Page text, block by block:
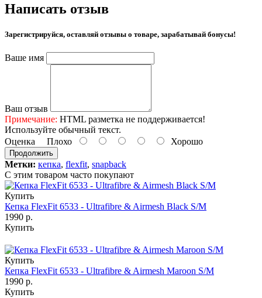
Написать отзыв
Зарегистрируйся, оставляй отзывы о товаре, зарабатывай бонусы!
Ваше имя
Ваш отзыв
Примечание: HTML разметка не поддерживается!
Используйте обычный текст.
Оценка Плохо Хорошо
Продолжить
Метки: кепка, flexfit, snapback
С этим товаром часто покупают
Купить
Кепка FlexFit 6533 - Ultrafibre & Airmesh Black S/M
1990 р.
Купить
Купить
Кепка FlexFit 6533 - Ultrafibre & Airmesh Maroon S/M
1990 р.
Купить